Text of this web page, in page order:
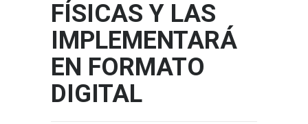
FÍSICAS Y LAS
IMPLEMENTARÁ
EN FORMATO
DIGITAL